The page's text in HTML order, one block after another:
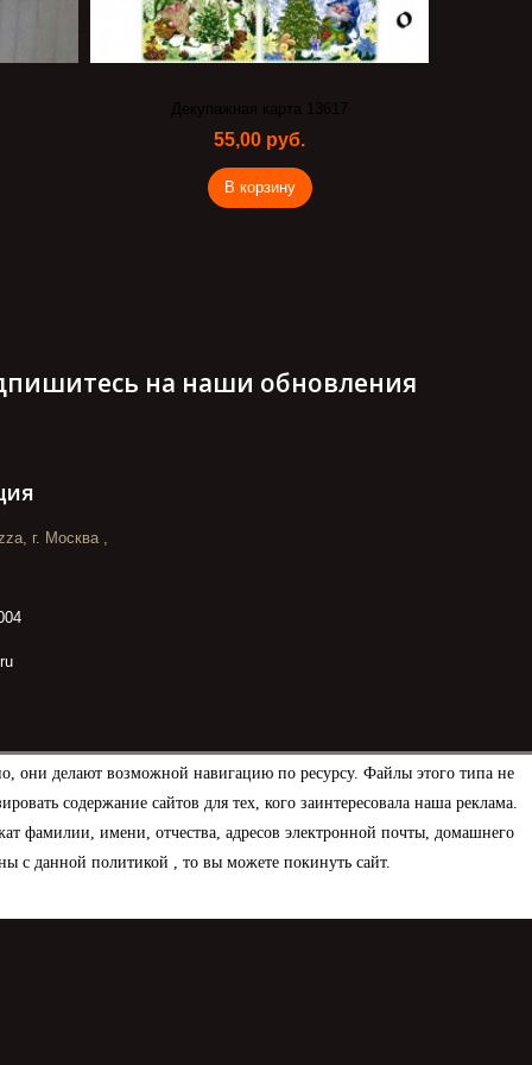
они делают возможной навигацию по ресурсу. Файлы этого типа не
содержание сайтов для тех, кого заинтересовала наша реклама.
фамилии, имени, отчества, адресов электронной почты, домашнего
с данной политикой , то вы можете покинуть сайт.
Декупажная карта 13617
55,00 руб.
В корзину
на наши обновления
г. Москва ,